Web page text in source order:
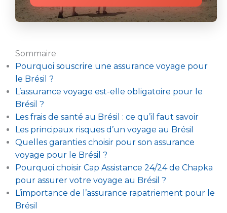
Sommaire
Pourquoi souscrire une assurance voyage pour
le Brésil ?
L’assurance voyage est-elle obligatoire pour le
Brésil ?
Les frais de santé au Brésil : ce qu’il faut savoir
Les principaux risques d’un voyage au Brésil
Quelles garanties choisir pour son assurance
voyage pour le Brésil ?
Pourquoi choisir Cap Assistance 24/24 de Chapka
pour assurer votre voyage au Brésil ?
L’importance de l’assurance rapatriement pour le
Brésil